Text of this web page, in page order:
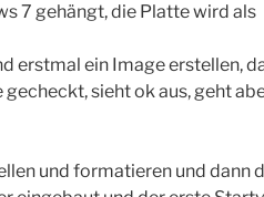
7 gehängt, die Platte wird als
erstmal ein Image erstellen,
sieht ok aus, geht
und formatieren und dann